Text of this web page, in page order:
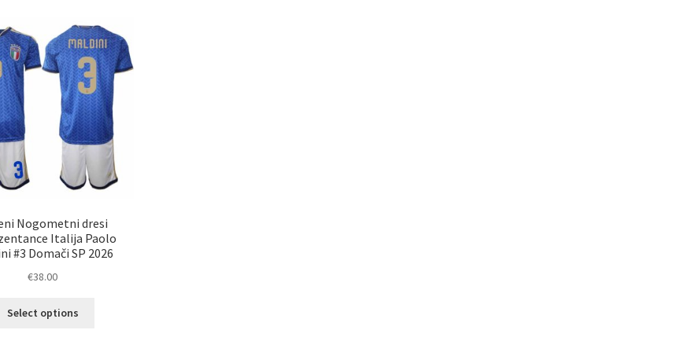
Nogometni dresi
Italija Paolo
#3 Domači SP 2026
€38.00
Select options